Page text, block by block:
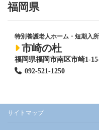
福岡県
特別養護老人ホーム ・短期入
市崎の杜
福岡県福岡市南区市崎1-
092-521-1250
サイトマップ